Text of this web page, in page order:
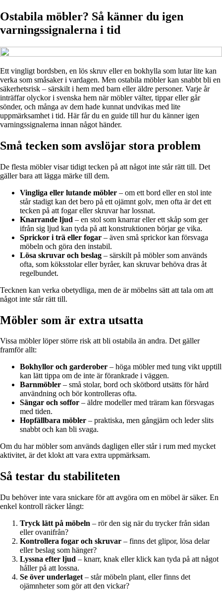
Ostabila möbler? Så känner du igen
varningssignalerna i tid
Ett vingligt bordsben, en lös skruv eller en bokhylla som lutar lite kan
verka som småsaker i vardagen. Men ostabila möbler kan snabbt bli en
säkerhetsrisk – särskilt i hem med barn eller äldre personer. Varje år
inträffar olyckor i svenska hem när möbler välter, tippar eller går
sönder, och många av dem hade kunnat undvikas med lite
uppmärksamhet i tid. Här får du en guide till hur du känner igen
varningssignalerna innan något händer.
Små tecken som avslöjar stora problem
De flesta möbler visar tidigt tecken på att något inte står rätt till. Det
gäller bara att lägga märke till dem.
Vingliga eller lutande möbler – om ett bord eller en stol inte
står stadigt kan det bero på ett ojämnt golv, men ofta är det ett
tecken på att fogar eller skruvar har lossnat.
Knarrande ljud – en stol som knarrar eller ett skåp som ger
ifrån sig ljud kan tyda på att konstruktionen börjar ge vika.
Sprickor i trä eller fogar – även små sprickor kan försvaga
möbeln och göra den instabil.
Lösa skruvar och beslag – särskilt på möbler som används
ofta, som köksstolar eller byråer, kan skruvar behöva dras åt
regelbundet.
Tecknen kan verka obetydliga, men de är möbelns sätt att tala om att
något inte står rätt till.
Möbler som är extra utsatta
Vissa möbler löper större risk att bli ostabila än andra. Det gäller
framför allt:
Bokhyllor och garderober – höga möbler med tung vikt upptill
kan lätt tippa om de inte är förankrade i väggen.
Barnmöbler – små stolar, bord och skötbord utsätts för hård
användning och bör kontrolleras ofta.
Sängar och soffor – äldre modeller med träram kan försvagas
med tiden.
Hopfällbara möbler – praktiska, men gångjärn och leder slits
snabbt och kan bli svaga.
Om du har möbler som används dagligen eller står i rum med mycket
aktivitet, är det klokt att vara extra uppmärksam.
Så testar du stabiliteten
Du behöver inte vara snickare för att avgöra om en möbel är säker. En
enkel kontroll räcker långt:
Tryck lätt på möbeln – rör den sig när du trycker från sidan
eller ovanifrån?
Kontrollera fogar och skruvar – finns det glipor, lösa delar
eller beslag som hänger?
Lyssna efter ljud – knarr, knak eller klick kan tyda på att något
håller på att lossna.
Se över underlaget – står möbeln plant, eller finns det
ojämnheter som gör att den vickar?